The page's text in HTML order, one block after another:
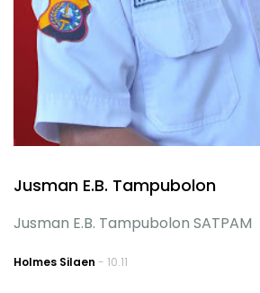
Jusman E.B. Tampubolon
Jusman E.B. Tampubolon SATPAM
Holmes Silaen - 10.11